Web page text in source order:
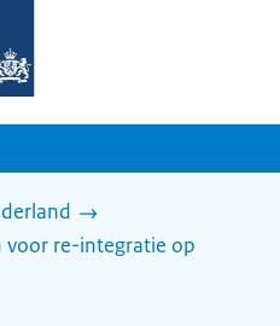
voor re-integratie op